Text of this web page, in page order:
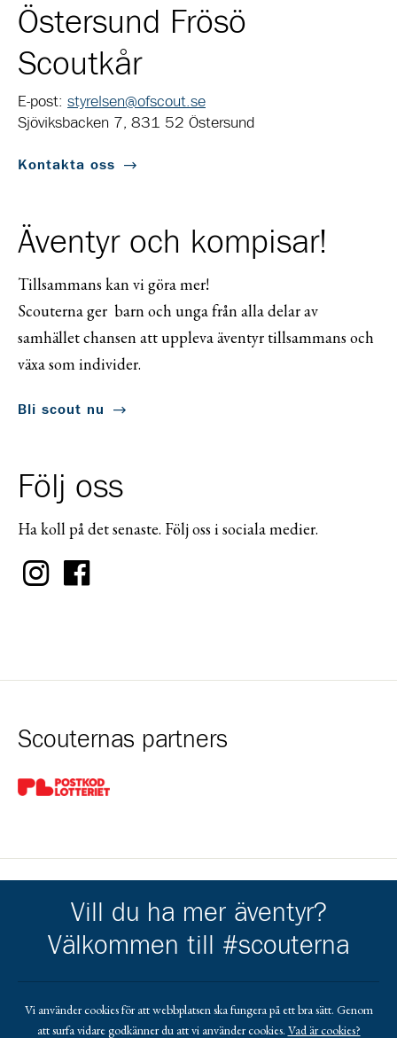
Östersund Frösö
Scoutkår
E-post: styrelsen@ofscout.se
Sjöviksbacken 7, 831 52 Östersund
Kontakta oss
Äventyr och kompisar!
Tillsammans kan vi göra mer!
Scouterna ger barn och unga från alla delar av
samhället chansen att uppleva äventyr tillsammans och
växa som individer.
Bli scout nu
Följ oss
Ha koll på det senaste. Följ oss i sociala medier.
Scouternas partners
Gå till pl_50
Kårens partners
Gå till https://www.lundstams.se/Gå till https://www.cramo.se/sv
Vill du ha mer äventyr?
Välkommen till #scouterna
Vi använder cookies för att webbplatsen ska fungera på ett bra sätt. Genom
att surfa vidare godkänner du att vi använder cookies. Vad är cookies?